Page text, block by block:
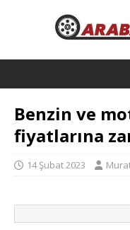
Benzin ve
fiyatlarına
14 Şubat 2023